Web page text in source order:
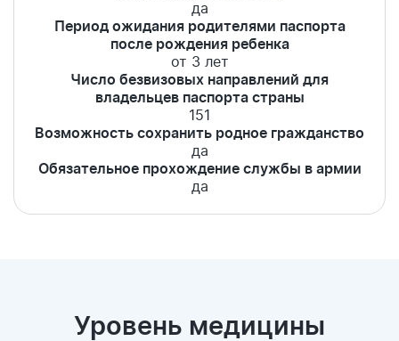
да
Период ожидания родителями паспорта
после рождения ребенка
от 3 лет
Число безвизовых направлений для
владельцев паспорта страны
151
Возможность сохранить родное гражданство
да
Обязательное прохождение службы в армии
да
Уровень медицины